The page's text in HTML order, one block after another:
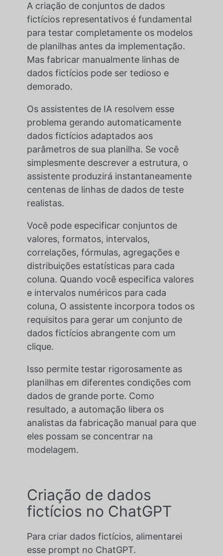
A criação de conjuntos de dados
fictícios representativos é fundamental
para testar completamente os modelos
de planilhas antes da implementação.
Mas fabricar manualmente linhas de
dados fictícios pode ser tedioso e
demorado.
Os assistentes de IA resolvem esse
problema gerando automaticamente
dados fictícios adaptados aos
parâmetros de sua planilha. Se você
simplesmente descrever a estrutura, o
assistente produzirá instantaneamente
centenas de linhas de dados de teste
realistas.
Você pode especificar conjuntos de
valores, formatos, intervalos,
correlações, fórmulas, agregações e
distribuições estatísticas para cada
coluna. Quando você especifica valores
e intervalos numéricos para cada
coluna, O assistente incorpora todos os
requisitos para gerar um conjunto de
dados fictícios abrangente com um
clique.
Isso permite testar rigorosamente as
planilhas em diferentes condições com
dados de grande porte. Como
resultado, a automação libera os
analistas da fabricação manual para que
eles possam se concentrar na
modelagem.
Criação de dados
fictícios no ChatGPT
Para criar dados fictícios, alimentarei
esse prompt no ChatGPT.